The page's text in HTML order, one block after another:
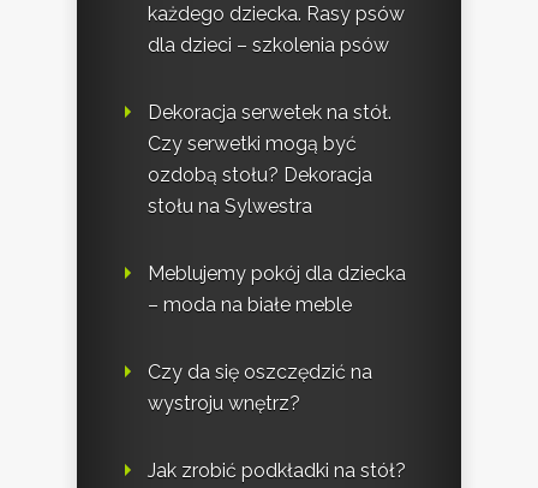
każdego dziecka. Rasy psów
dla dzieci – szkolenia psów
Dekoracja serwetek na stół.
Czy serwetki mogą być
ozdobą stołu? Dekoracja
stołu na Sylwestra
Meblujemy pokój dla dziecka
– moda na białe meble
Czy da się oszczędzić na
wystroju wnętrz?
Jak zrobić podkładki na stół?